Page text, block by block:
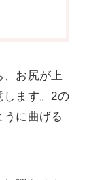
、お尻が上
します。2の
に曲げる